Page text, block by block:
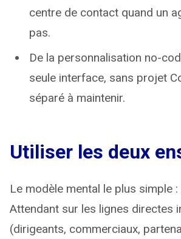
centre de contact quand un
pas.
De la personnalisation no-
seule interface, sans projet
séparé à maintenir.
Utiliser les deux
Le modèle mental le plus simple
Attendant sur les lignes directes
(dirigeants, commerciaux,